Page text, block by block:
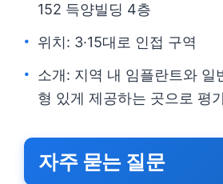
152 득양빌딩 4층
위치: 3·15대로 인접 구역
소개: 지역 내 임플란트와 일
형 있게 제공하는 곳으로 평
자주 묻는 질문